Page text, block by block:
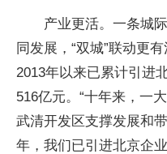
产业更活。一条城
同发展，“双城”联动更
2013年以来已累计引进
516亿元。“十年来，一
武清开发区支撑发展和
年，我们已引进北京企